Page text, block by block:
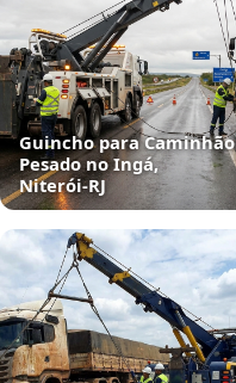
Guincho para Caminhão
Pesado no Ingá,
Niterói‑RJ